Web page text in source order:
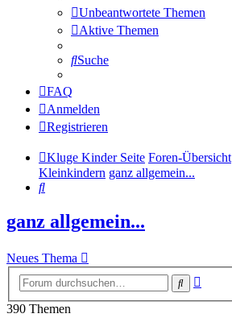
Unbeantwortete Themen
Aktive Themen
Suche
FAQ
Anmelden
Registrieren
Kluge Kinder Seite Foren-Übersicht
Kleinkindern ganz allgemein...
Suche
ganz allgemein...
Neues Thema
Suche
390 Themen